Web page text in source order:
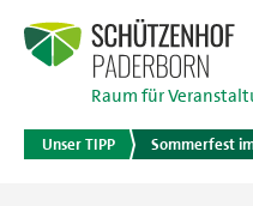
Raum für
Unser TIPP Sommerfest